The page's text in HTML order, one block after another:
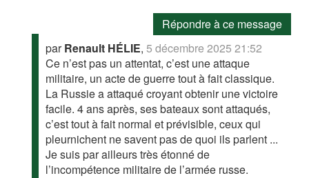
Répondre à ce message
parRenault HÉLIE,5 décembre 2025 21:52
Ce n’est pas un attentat, c’est une attaque
militaire, un acte de guerre tout à fait classique.
La Russie a attaqué croyant obtenir une victoire
facile. 4 ans après, ses bateaux sont attaqués,
c’est tout à fait normal et prévisible, ceux qui
pleurnichent ne savent pas de quoi ils parlent ...
Je suis par ailleurs très étonné de
l’incompétence militaire de l’armée russe.